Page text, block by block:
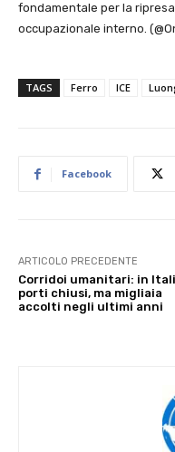
fondamentale per la
occupazionale interno.
TAGS Ferro ICE
Facebook
ARTICOLO PRECEDENTE
Corridoi umanitari: in
porti chiusi, ma migliaia
accolti negli ultimi anni